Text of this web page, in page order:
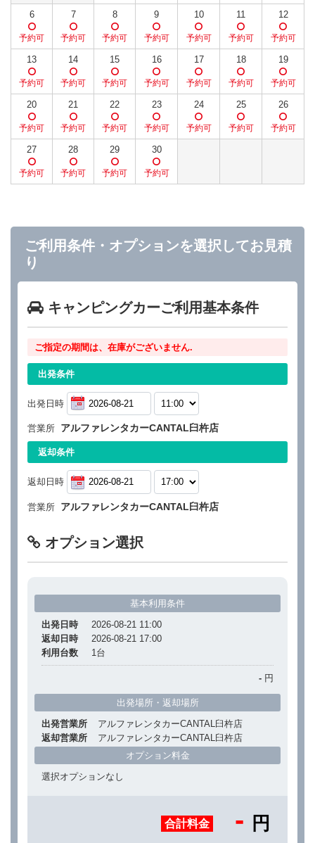
6 7 8 9 10 11 12
13 14 15 16 17 18 19
20 21 22 23 24 25 26
27 28 29 30
ご利用条件・オプションを選択してお見積
り
キャンピングカーご利用基本条件
ご指定の期間は、在庫がございません.
出発条件
出発日時
営業所 アルファレンタカーCANTAL臼杵店
返却条件
返却日時
営業所 アルファレンタカーCANTAL臼杵店
オプション選択
基本利用条件
出発日時
2026-08-21 11:00
返却日時
2026-08-21 17:00
利用台数
1 台
- 円
出発場所・返却場所
出発営業所
アルファレンタカーCANTAL臼杵店
返却営業所
アルファレンタカーCANTAL臼杵店
オプション料金
選択オプションなし
合計料金 - 円